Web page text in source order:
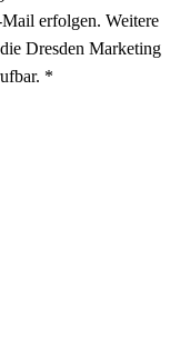
erfolgen. Weitere
Dresden Marketing
*